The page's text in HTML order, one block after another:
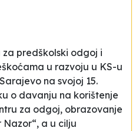
za predškolski odgoj i
u razvoju u KS-u
na svojoj 15.
o davanju na korištenje
za odgoj, obrazovanje
a u cilju